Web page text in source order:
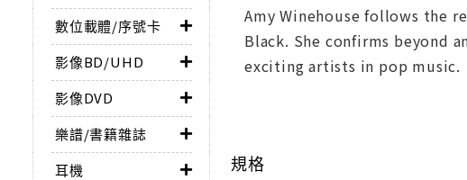
數位載體/序號卡
影像BD/UHD
影像DVD
樂譜/書籍雜誌
耳機
Amy Winehouse follows the
Black. She confirms beyond
exciting artists in pop music.
規格